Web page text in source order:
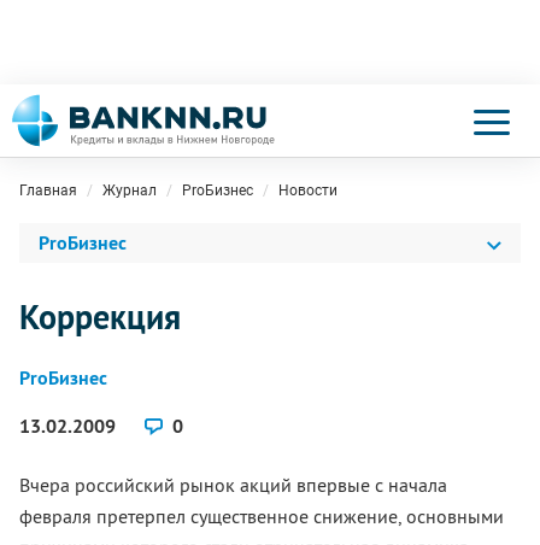
Главная Журнал ProБизнес Новости
ProБизнес
Коррекция
ProБизнес
13.02.2009
0
Вчера российский рынок акций впервые с начала
февраля претерпел существенное снижение, основными